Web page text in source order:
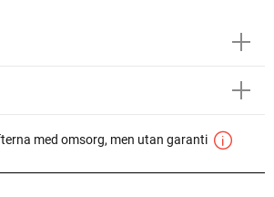
med omsorg, men utan garanti